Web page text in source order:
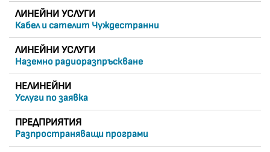
ЛИНЕЙНИ УСЛУГИ
Кабел и сателит Чуждестранни
ЛИНЕЙНИ УСЛУГИ
Наземно радиоразпръскване
НЕЛИНЕЙНИ
Услуги по заявка
ПРЕДПРИЯТИЯ
Разпространяващи програми